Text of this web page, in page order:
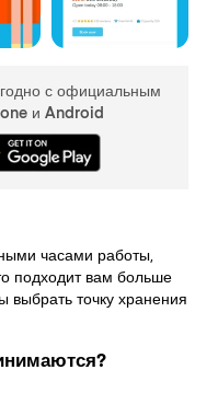
с официальным
и Android
часами работы,
подходит вам больше
выбрать точку хранения